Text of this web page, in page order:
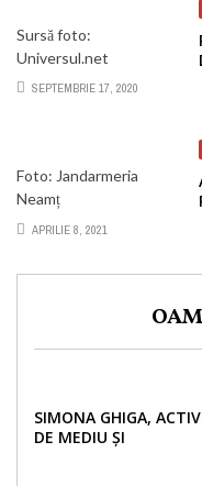
Sursă foto:
Universul.net
SEPTEMBRIE 17, 2020
Foto: Jandarmeria
Neamț
APRILIE 8, 2021
SIMONA GHIGA,
DE MEDIU ȘI